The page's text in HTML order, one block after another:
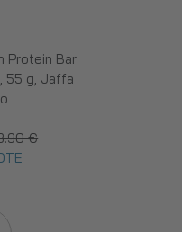
Protein Bar
55 g, Jaffa
€